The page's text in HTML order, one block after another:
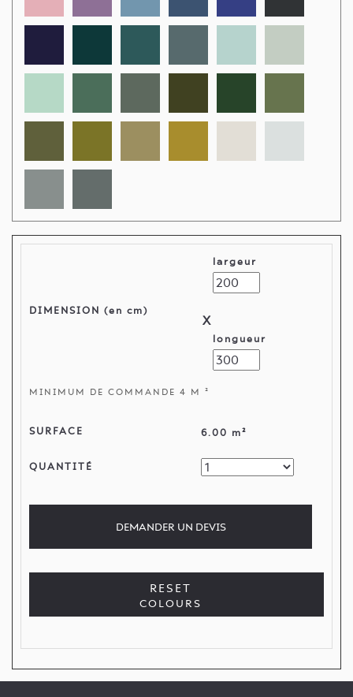
DIMENSION (en cm)
largeur
X
longueur
MINIMUM DE COMMANDE 4 M ²
SURFACE 6.00 m²
QUANTITÉ
DEMANDER UN DEVIS
RESET
COLOURS